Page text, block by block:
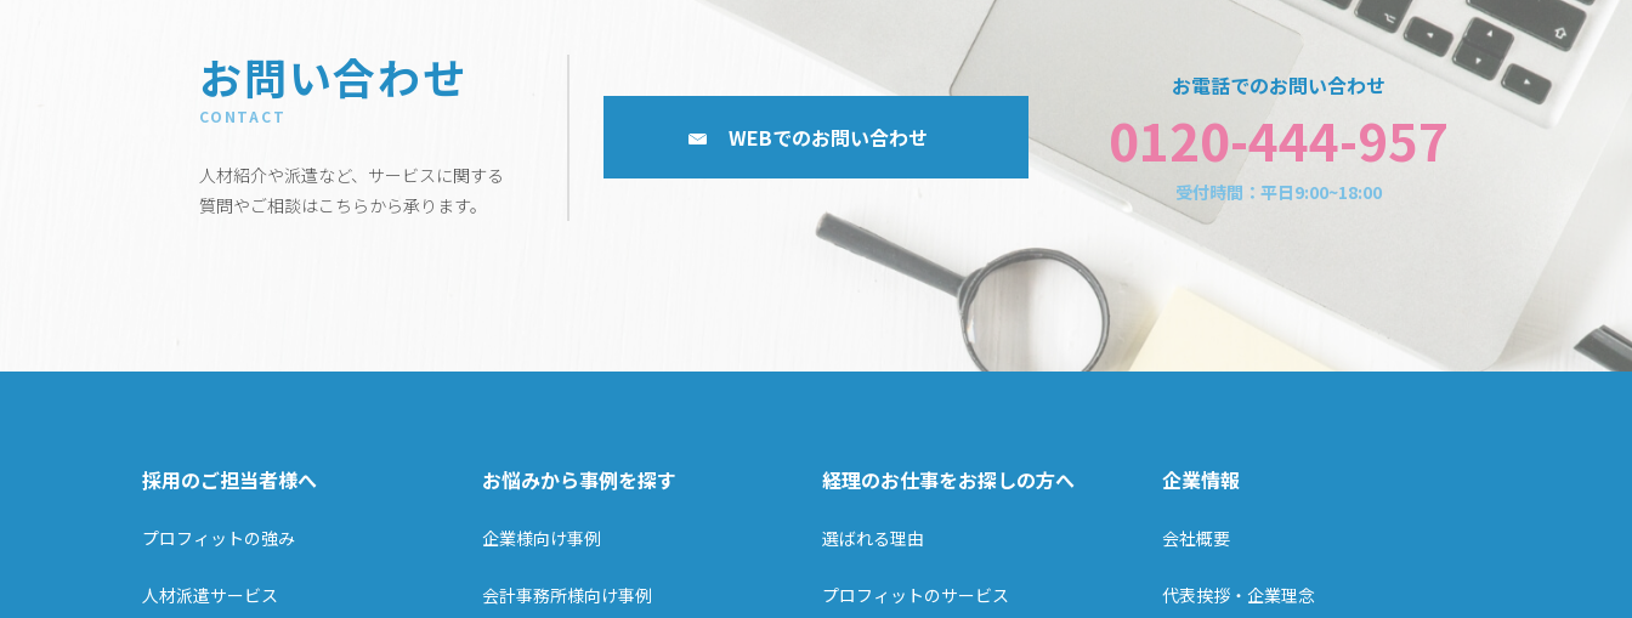
お問い合わせ
CONTACT
人材紹介や派遣など、サービスに関する
質問やご相談はこちらから承ります。
WEBでのお問い合わせ
お電話でのお問い合わせ
0120-444-957
受付時間：平日9:00~18:00
採用のご担当者様へ
プロフィットの強み
人材派遣サービス
お悩みから事例を探す
企業様向け事例
会計事務所様向け事例
経理のお仕事をお探しの方へ
選ばれる理由
プロフィットのサービス
企業情報
会社概要
代表挨拶・企業理念